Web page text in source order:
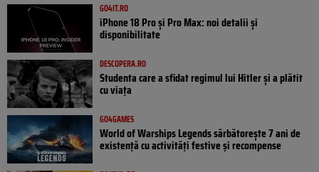
GO4IT.RO
iPhone 18 Pro și Pro Max: noi detalii și
disponibilitate
DESCOPERA.RO
Studenta care a sfidat regimul lui Hitler și a plătit
cu viața
GO4GAMES
World of Warships Legends sărbătorește 7 ani de
existență cu activități festive și recompense